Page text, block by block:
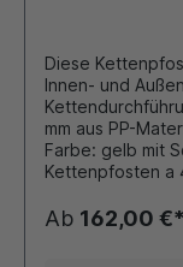
Diese
Innen- und
Kettendurchführung. Maße: Ø 63 mm mit
mm aus PP-
Farbe: gelb mit Schrauböse
Kettenpfosten a
der Kette Kettenpfosten aus Kunststoff mit
eingeschraubter
Ab 162,00 €*